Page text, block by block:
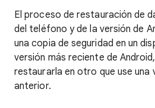
El proceso de restauración de
del teléfono y de la versión de
una copia de seguridad en un
versión más reciente de
restaurarla en otro que use una
anterior.